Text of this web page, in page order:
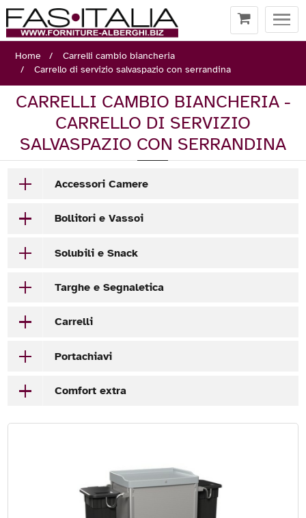
Home
Carrelli cambio biancheria
Carrello di servizio salvaspazio con serrandina
CARRELLI CAMBIO BIANCHERIA -
CARRELLO DI SERVIZIO
SALVASPAZIO CON SERRANDINA
Accessori Camere
Bollitori e Vassoi
Solubili e Snack
Targhe e Segnaletica
Carrelli
Portachiavi
Comfort extra